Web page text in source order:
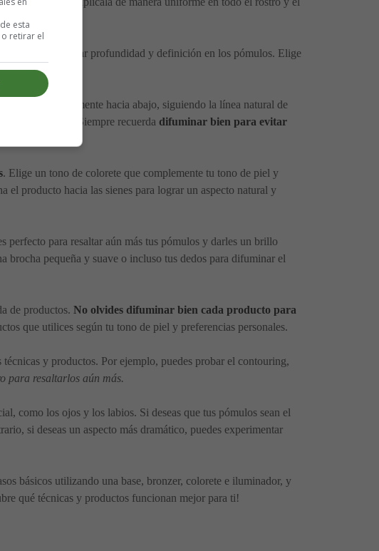
clave para crear profundidad y definición en los pómulos. Elige
y difumina suavemente hacia abajo, siguiendo la línea natural de
que quitarlo. Siempre recuerda difuminar bien para evitar
. Elige un tono de colorete que complemente tu tono de piel y
producto hacia las sienes para lograr un aspecto natural y
perfecto para resaltar aún más tus pómulos y darles un brillo
brocha pequeña y suave o incluso tus dedos para difuminar el
de productos. No olvides difuminar bien cada producto para
que utilices según tu tono de piel y preferencias personales.
y productos. Por ejemplo, puedes probar el contouring,
para resaltarlos aún más.
como los ojos y los labios. Si deseas que tus pómulos sean el
si deseas un aspecto más dramático, puedes experimentar
básicos utilizando una base, bronzer, colorete e iluminador, y
qué técnicas y productos funcionan mejor para ti!
esta
retirar el